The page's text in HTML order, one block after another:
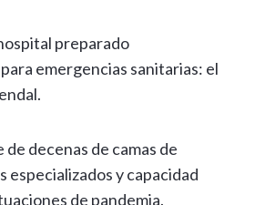
preparado
emergencias sanitarias: el
de decenas de camas de
especializados y capacidad
de pandemia.